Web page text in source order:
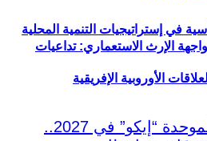
في إستراتيجيات التنمية المحلية
الإرث الاستعماري: تداعيات
الأوروبية الإفريقية